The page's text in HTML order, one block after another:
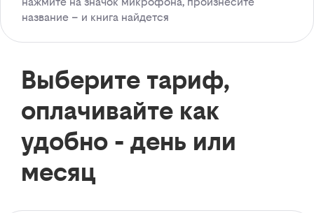
название – и книга найдется
Выберите тариф,
оплачивайте как
удобно - день или
месяц